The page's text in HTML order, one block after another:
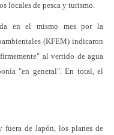
locales de pesca y turismo.
en el mismo mes por la
(KFEM) indicaron
al vertido de agua
"en general". En total, el
fuera de Japón, los planes de